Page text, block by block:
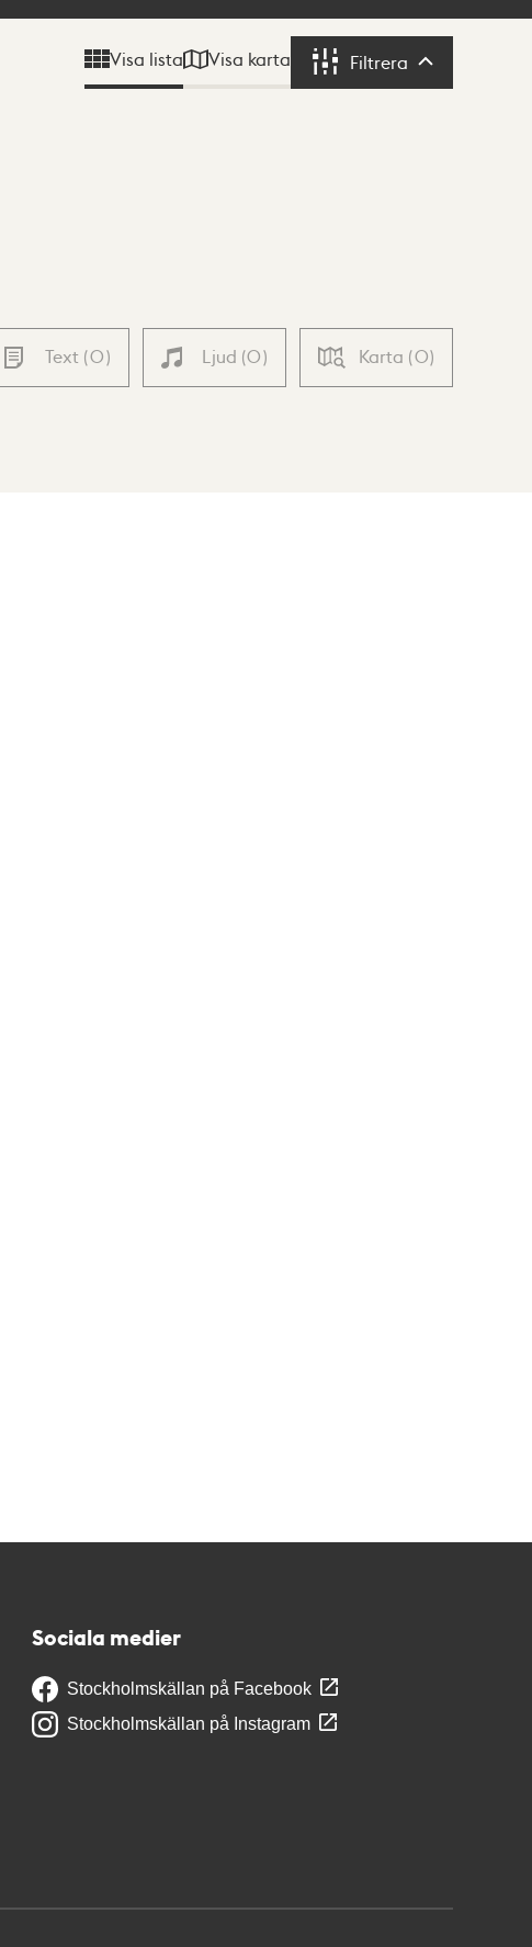
Visa lista Visa karta Filtrera Filtrera
Text (0) Ljud (0) Karta (0)
Sociala medier
Stockholmskällan på Facebook
Stockholmskällan på Instagram